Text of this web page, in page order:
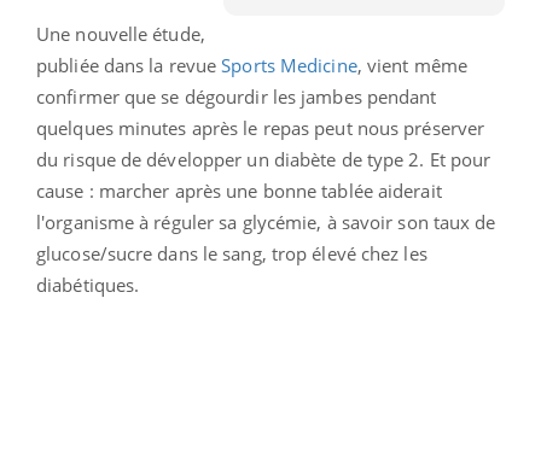
Une nouvelle étude,
publiée dans la revueSports Medicine, vient même
confirmer que se dégourdir les jambes pendant
quelques minutes après le repas peut nous préserver
du risque de développer un diabète de type 2. Et pour
cause : marcher après une bonne tablée aiderait
l'organisme à réguler sa glycémie, à savoir son taux de
glucose/sucre dans le sang, trop élevé chez les
diabétiques.